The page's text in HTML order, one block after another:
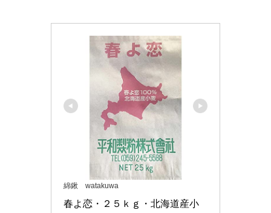
綿鍬 watakuwa
春よ恋・２５ｋｇ・北海道産小